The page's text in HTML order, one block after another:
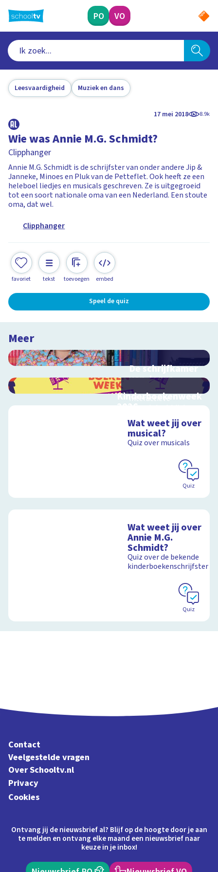
naar
hoofdinhoud
PO VO
Leesvaardigheid Muziek en dans
17 mei 2018 8.9k
Wie was Annie M.G. Schmidt?
Clipphanger
Annie M.G. Schmidt is de schrijfster van onder andere Jip &
Janneke, Minoes en Pluk van de Petteflet. Ook heeft ze een
heleboel liedjes en musicals geschreven. Ze is uitgegroeid
tot een soort nationale oma van een Nederland. Een stoute
oma, dat wel.
Clipphanger
favoriet tekst toevoegen embed
Speel de quiz
Meer
De schrijfkamer
van Jozua
Douglas
Interactieve
schoolplaat bij de
Kinderboekenweek
2018
Schoolplaat
Kinderboekenweek
2026
thematitels
Schoolplaat
Wat weet jij over
musical?
Quiz over musicals
Quiz
Wat weet jij over
Annie M.G.
Schmidt?
Quiz over de bekende
kinderboekenschrijfster
Quiz
Contact
Veelgestelde vragen
Over Schooltv.nl
Privacy
Cookies
Ontvang jij de nieuwsbrief al? Blijf op de hoogte door je aan
te melden en ontvang elke maand een nieuwsbrief naar
keuze in je inbox!